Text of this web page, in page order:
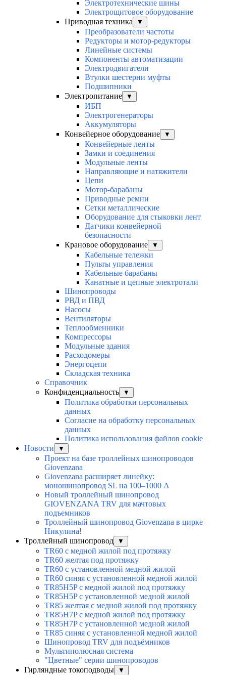
Электротехнические шины
Электрощитовое оборудование
Приводная техника
▼
Преобразователи частоты
Редукторы и мотор-редукторы
Линейные системы
Компоненты автоматизации
Электродвигатели
Втулки шестерни муфты
Подшипники
Электропитание
▼
ИБП
Электрогенераторы
Аккумуляторы
Конвейерное оборудование
▼
Конвейерные ленты
Замки и соединения
Модульные ленты
Направляющие и натяжители
Цепи
Мотор-барабаны
Приводные ремни
Сетки металлические
Оборудование для стыковки лент
Датчики конвейерной
безопасности
Крановое оборудование
▼
Кабельные тележки
Пульты управления
Кабельные барабаны
Канатные и цепные электротали
Шинопроводы
РВД и ПВД
Насосы
Вентиляторы
Теплообменники
Компрессоры
Модульные здания
Расходомеры
Энергоцепи
Складская техника
Справочник
Конфиденциальность
▼
Политика обработки персональных
данных
Согласие на обработку персональных
данных
Политика использования файлов cookie
Новости
▼
Проект на базе троллейных шинопроводов
Giovenzana
Giovenzana расширяет линейку:
моношинопровод SL на 100–1000 А
Новый троллейный шинопровод
GIOVENZANA TRV для мачтовых
подъемников
Троллейный шинопровод Giovenzana в цирке
Никулина!
Троллейный шинопровод
▼
TR60 с медной жилой под протяжку
TR60 желтая под протяжку
TR60 с установленной медной жилой
TR60 синяя с установленной медной жилой
TR85H5P с медной жилой под протяжку
TR85H5P с установленной медной жилой
TR85 желтая с медной жилой под протяжку
TR85H7P с медной жилой под протяжку
TR85H7P с установленной медной жилой
TR85 синяя с установленной медной жилой
Шинопровод TRV для подъёмников
Мультиполюсная система
"Цветные" серии шинопроводов
Гирляндные токоподводы
▼